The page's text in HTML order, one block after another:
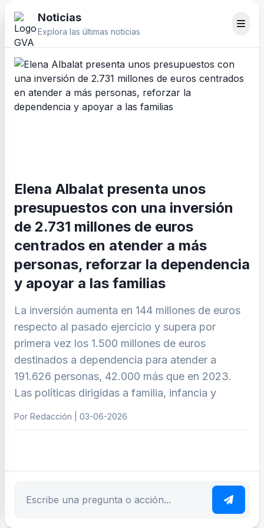
Noticias
Explora las últimas noticias
Elena Albalat presenta unos
presupuestos con una inversión
de 2.731 millones de euros
centrados en atender a más
personas, reforzar la dependencia
y apoyar a las familias
La inversión aumenta en 144 millones de euros
respecto al pasado ejercicio y supera por
primera vez los 1.500 millones de euros
destinados a dependencia para atender a
191.626 personas, 42.000 más que en 2023.
Las políticas dirigidas a familia, infancia y
Por Redacción | 03-06-2026
Escribe tu pregunta